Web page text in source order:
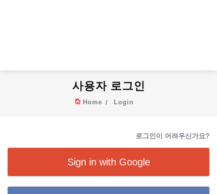
사용자 로그인
Home Login
로그인이 어려우신가요?
Sign in with Google